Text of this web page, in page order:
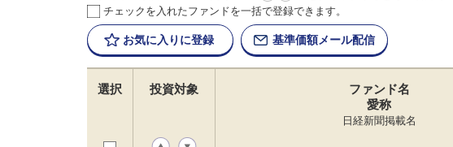
チェックを入れたファンドを一括で登録できます。
お気に入りに登録 基準価額メール配信
選択 投資対象
ファンド名
愛称
日経新聞掲載名